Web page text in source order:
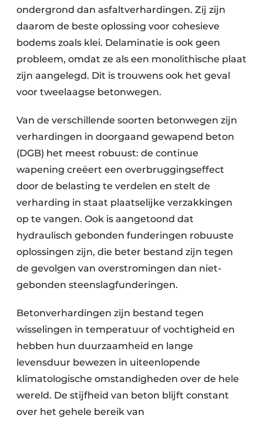
ondergrond dan asfaltverhardingen. Zij zijn
daarom de beste oplossing voor cohesieve
bodems zoals klei. Delaminatie is ook geen
probleem, omdat ze als een monolithische plaat
zijn aangelegd. Dit is trouwens ook het geval
voor tweelaagse betonwegen.
Van de verschillende soorten betonwegen zijn
verhardingen in doorgaand gewapend beton
(DGB) het meest robuust: de continue
wapening creëert een overbruggingseffect
door de belasting te verdelen en stelt de
verharding in staat plaatselijke verzakkingen
op te vangen. Ook is aangetoond dat
hydraulisch gebonden funderingen robuuste
oplossingen zijn, die beter bestand zijn tegen
de gevolgen van overstromingen dan niet-
gebonden steenslagfunderingen.
Betonverhardingen zijn bestand tegen
wisselingen in temperatuur of vochtigheid en
hebben hun duurzaamheid en lange
levensduur bewezen in uiteenlopende
klimatologische omstandigheden over de hele
wereld. De stijfheid van beton blijft constant
over het gehele bereik van